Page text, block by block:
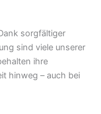
sorgfältiger
sind viele unserer
ihre
hinweg – auch bei